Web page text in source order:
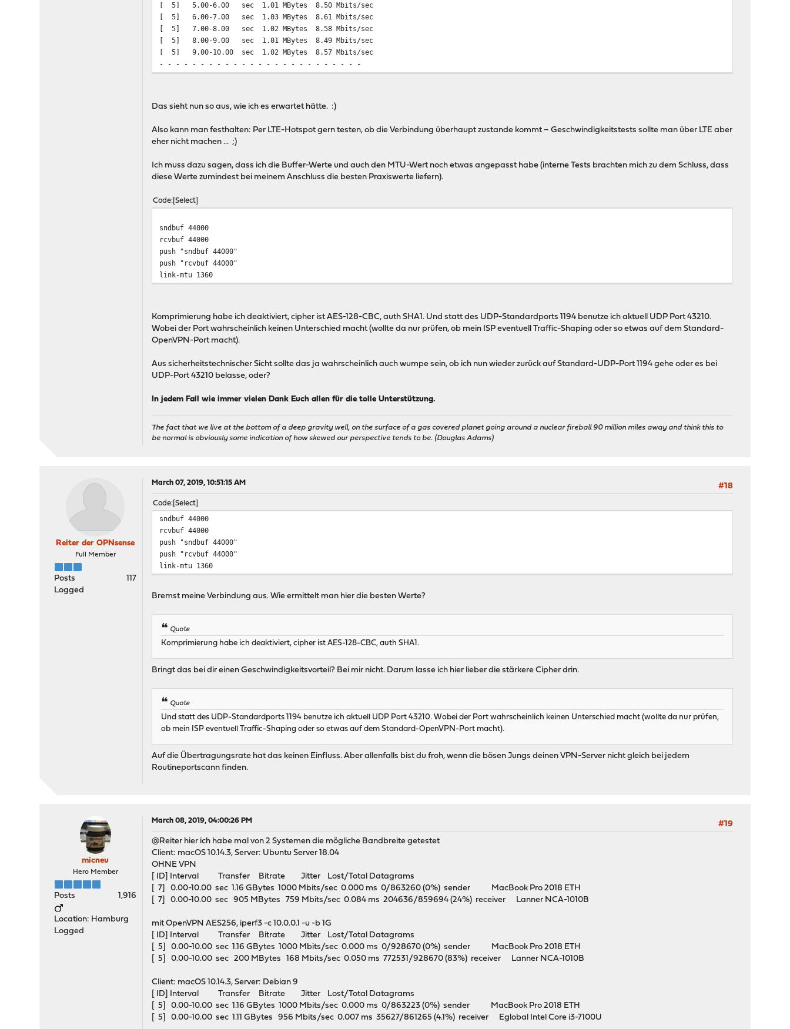
[ 5] 5.00-6.00 sec 1.01 MBytes 8.50 Mbits/sec
[ 5] 6.00-7.00 sec 1.03 MBytes 8.61 Mbits/sec
[ 5] 7.00-8.00 sec 1.02 MBytes 8.58 Mbits/sec
[ 5] 8.00-9.00 sec 1.01 MBytes 8.49 Mbits/sec
[ 5] 9.00-10.00 sec 1.02 MBytes 8.57 Mbits/sec
- - - - - - - - - - - - - - - - - - - - - - - - -
Das sieht nun so aus, wie ich es erwartet hätte. :)
Also kann man festhalten: Per LTE-Hotspot gern testen, ob die Verbindung überhaupt zustande kommt – Geschwindigkeitstests sollte man über LTE aber
eher nicht machen ... ;)
Ich muss dazu sagen, dass ich die Buffer-Werte und auch den MTU-Wert noch etwas angepasst habe (interne Tests brachten mich zu dem Schluss, dass
diese Werte zumindest bei meinem Anschluss die besten Praxiswerte liefern).
Code Select
sndbuf 44000
rcvbuf 44000
push "sndbuf 44000"
push "rcvbuf 44000"
link-mtu 1360
Komprimierung habe ich deaktiviert, cipher ist AES-128-CBC, auth SHA1. Und statt des UDP-Standardports 1194 benutze ich aktuell UDP Port 43210.
Wobei der Port wahrscheinlich keinen Unterschied macht (wollte da nur prüfen, ob mein ISP eventuell Traffic-Shaping oder so etwas auf dem Standard-
OpenVPN-Port macht).
Aus sicherheitstechnischer Sicht sollte das ja wahrscheinlich auch wumpe sein, ob ich nun wieder zurück auf Standard-UDP-Port 1194 gehe oder es bei
UDP-Port 43210 belasse, oder?
In jedem Fall wie immer vielen Dank Euch allen für die tolle Unterstützung.
The fact that we live at the bottom of a deep gravity well, on the surface of a gas covered planet going around a nuclear fireball 90 million miles away and think this to
be normal is obviously some indication of how skewed our perspective tends to be. (Douglas Adams)
Reiter der OPNsense
Full Member
Posts
117
Logged
March 07, 2019, 10:51:15 AM #18
Code Select
sndbuf 44000
rcvbuf 44000
push "sndbuf 44000"
push "rcvbuf 44000"
link-mtu 1360
Bremst meine Verbindung aus. Wie ermittelt man hier die besten Werte?
Quote
Komprimierung habe ich deaktiviert, cipher ist AES-128-CBC, auth SHA1.
Bringt das bei dir einen Geschwindigkeitsvorteil? Bei mir nicht. Darum lasse ich hier lieber die stärkere Cipher drin.
Quote
Und statt des UDP-Standardports 1194 benutze ich aktuell UDP Port 43210. Wobei der Port wahrscheinlich keinen Unterschied macht (wollte da nur prüfen,
ob mein ISP eventuell Traffic-Shaping oder so etwas auf dem Standard-OpenVPN-Port macht).
Auf die Übertragungsrate hat das keinen Einfluss. Aber allenfalls bist du froh, wenn die bösen Jungs deinen VPN-Server nicht gleich bei jedem
Routineportscann finden.
micneu
Hero Member
Posts 1,916
Location: Hamburg
Logged
March 08, 2019, 04:00:26 PM
#19
@Reiter hier ich habe mal von 2 Systemen die mögliche Bandbreite getestet
Client: macOS 10.14.3, Server: Ubuntu Server 18.04
OHNE VPN
[ ID] Interval Transfer Bitrate Jitter Lost/Total Datagrams
[ 7] 0.00-10.00 sec 1.16 GBytes 1000 Mbits/sec 0.000 ms 0/863260 (0%) sender MacBook Pro 2018 ETH
[ 7] 0.00-10.00 sec 905 MBytes 759 Mbits/sec 0.084 ms 204636/859694 (24%) receiver Lanner NCA-1010B
mit OpenVPN AES256, iperf3 -c 10.0.0.1 -u -b 1G
[ ID] Interval Transfer Bitrate Jitter Lost/Total Datagrams
[ 5] 0.00-10.00 sec 1.16 GBytes 1000 Mbits/sec 0.000 ms 0/928670 (0%) sender MacBook Pro 2018 ETH
[ 5] 0.00-10.00 sec 200 MBytes 168 Mbits/sec 0.050 ms 772531/928670 (83%) receiver Lanner NCA-1010B
Client: macOS 10.14.3, Server: Debian 9
[ ID] Interval Transfer Bitrate Jitter Lost/Total Datagrams
[ 5] 0.00-10.00 sec 1.16 GBytes 1000 Mbits/sec 0.000 ms 0/863223 (0%) sender MacBook Pro 2018 ETH
[ 5] 0.00-10.00 sec 1.11 GBytes 956 Mbits/sec 0.007 ms 35627/861265 (4.1%) receiver Eglobal Intel Core i3-7100U